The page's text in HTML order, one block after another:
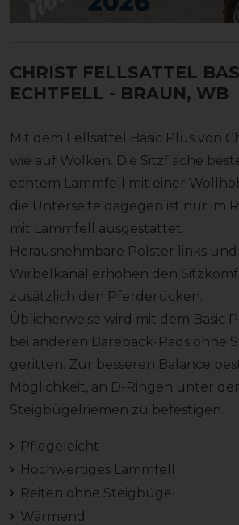
CHRIST FELLSATTEL
ECHTFELL - BRAUN, WB
Mit dem Fellsattel Basic Plus von
wie auf Wolken. Die Sitzfläche
echtem Lammfell mit einer
die Unterseite dagegen ist nur im
mit Lammfell ausgestattet.
Herausnehmbare Polster links
Wirbelkanal erhöhen den
zusätzlich den Pferderücken.
Üblicherweise wird mit dem Basic
bei anderen Bareback-Pads ohne
geritten. Zur besseren Balance
Möglichkeit, an D-Ringen unter
Steigbügelriemen zu befestigen.
Pflegeleicht
Hochwertiges Lammfell
Reiten ohne Steigbügel
Wärmend